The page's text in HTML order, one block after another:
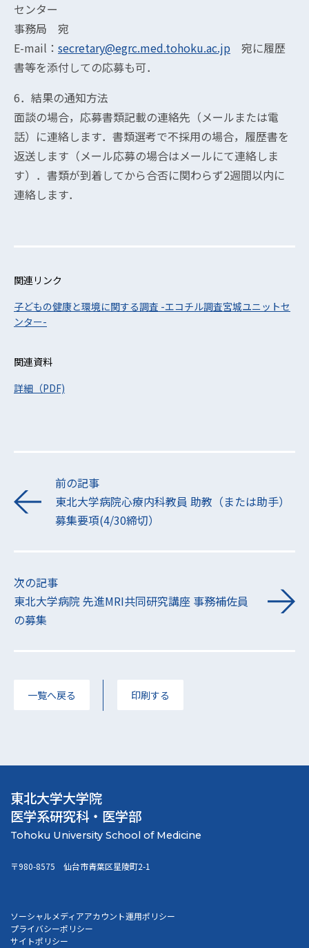
センター
事務局 宛
E-mail： secretary@egrc.med.tohoku.ac.jp 宛に履歴
書等を添付しての応募も可．
6．結果の通知方法
面談の場合，応募書類記載の連絡先（メールまたは電
話）に連絡します．書類選考で不採用の場合，履歴書を
返送します（メール応募の場合はメールにて連絡しま
す）．書類が到着してから合否に関わらず2週間以内に
連絡します．
関連リンク
子どもの健康と環境に関する調査 -エコチル調査宮城ユニットセ
ンター-
関連資料
詳細（PDF)
前の記事
東北大学病院心療内科教員 助教（または助手）
募集要項(4/30締切）
次の記事
東北大学病院 先進MRI共同研究講座 事務補佐員
の募集
一覧へ戻る 印刷する
東北大学大学院
医学系研究科・医学部
〒980-8575 仙台市青葉区星陵町2-1
ソーシャルメディアアカウント運用ポリシー
プライバシーポリシー
サイトポリシー